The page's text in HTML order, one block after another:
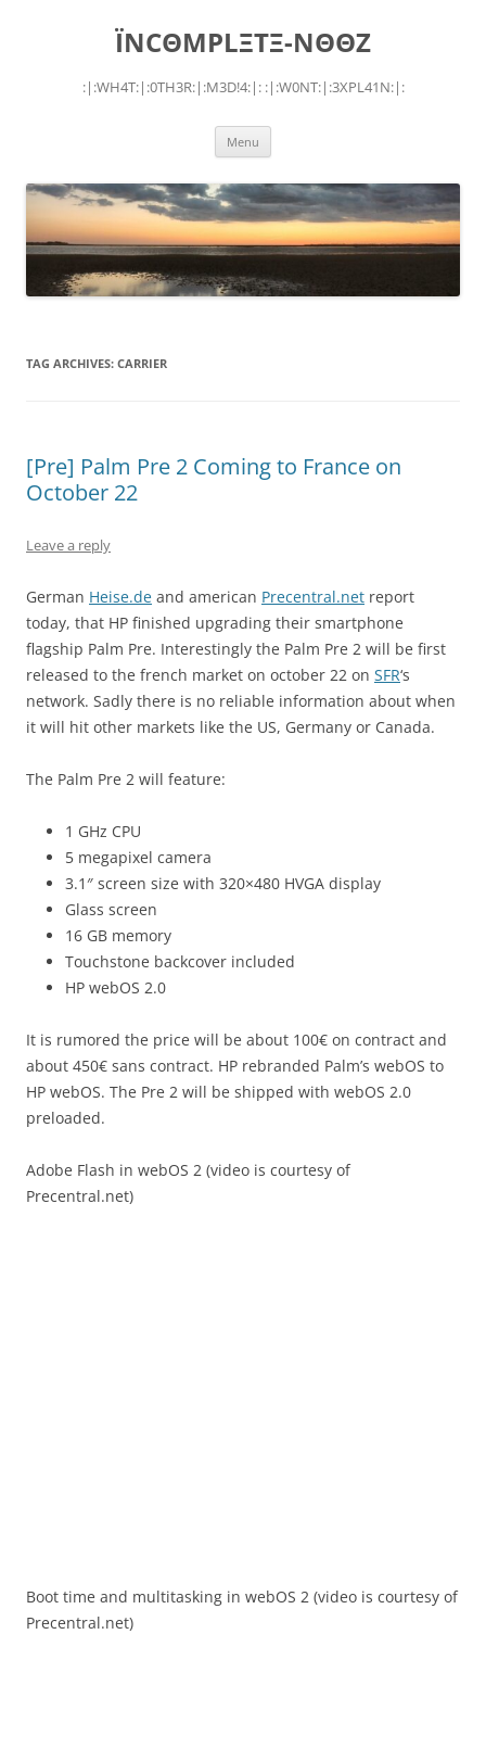
ÏNCΘMPLΞTΞ-NΘΘZ
:|:WH4T:|:0TH3R:|:M3D!4:|: :|:W0NT:|:3XPL41N:|:
Menu
TAG ARCHIVES: CARRIER
[Pre] Palm Pre 2 Coming to France on
October 22
Leave a reply
German Heise.de and american Precentral.net report
today, that HP finished upgrading their smartphone
flagship Palm Pre. Interestingly the Palm Pre 2 will be first
released to the french market on october 22 on SFR‘s
network. Sadly there is no reliable information about when
it will hit other markets like the US, Germany or Canada.
The Palm Pre 2 will feature:
1 GHz CPU
5 megapixel camera
3.1″ screen size with 320×480 HVGA display
Glass screen
16 GB memory
Touchstone backcover included
HP webOS 2.0
It is rumored the price will be about 100€ on contract and
about 450€ sans contract. HP rebranded Palm’s webOS to
HP webOS. The Pre 2 will be shipped with webOS 2.0
preloaded.
Adobe Flash in webOS 2 (video is courtesy of
Precentral.net)
Boot time and multitasking in webOS 2 (video is courtesy of
Precentral.net)